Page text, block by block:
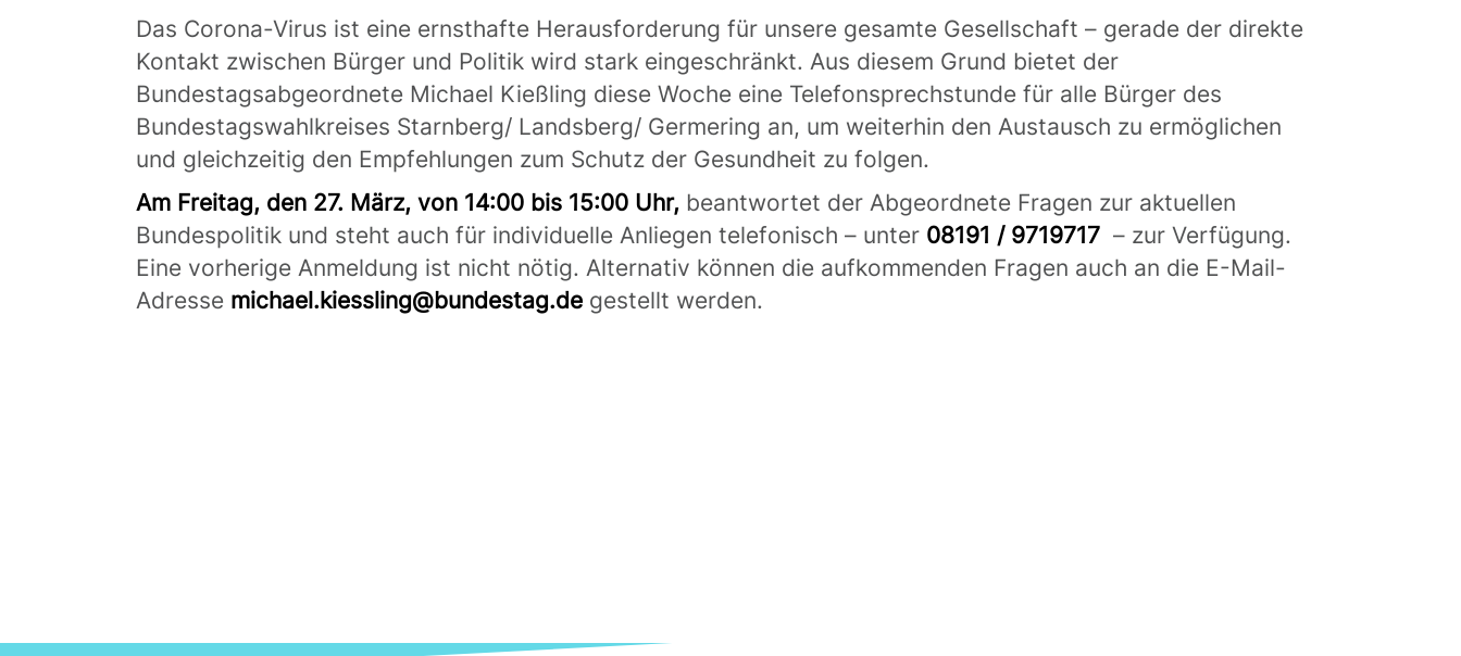
Das Corona-Virus ist eine ernsthafte Herausforderung für unsere gesamte Gesellschaft – gerade der direkte
Kontakt zwischen Bürger und Politik wird stark eingeschränkt. Aus diesem Grund bietet der
Bundestagsabgeordnete Michael Kießling diese Woche eine Telefonsprechstunde für alle Bürger des
Bundestagswahlkreises Starnberg/ Landsberg/ Germering an, um weiterhin den Austausch zu ermöglichen
und gleichzeitig den Empfehlungen zum Schutz der Gesundheit zu folgen.
Am Freitag, den 27. März, von 14:00 bis 15:00 Uhr, beantwortet der Abgeordnete Fragen zur aktuellen
Bundespolitik und steht auch für individuelle Anliegen telefonisch – unter 08191 / 9719717 – zur Verfügung.
Eine vorherige Anmeldung ist nicht nötig. Alternativ können die aufkommenden Fragen auch an die E-Mail-
Adresse michael.kiessling@bundestag.de gestellt werden.